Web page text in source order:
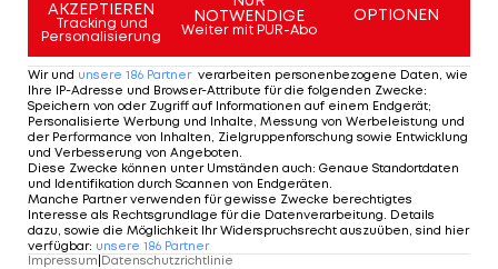
AKZEPTIEREN
Tracking und
Personalisierung
NOTWENDIGE
Weiter mit PUR-Abo
OPTIONEN
Wir und unsere 186 Partner verarbeiten personenbezogene Daten, wie
Ihre IP-Adresse und Browser-Attribute für die folgenden Zwecke:
Speichern von oder Zugriff auf Informationen auf einem Endgerät;
Personalisierte Werbung und Inhalte, Messung von Werbeleistung und
der Performance von Inhalten, Zielgruppenforschung sowie Entwicklung
und Verbesserung von Angeboten.
Diese Zwecke können unter Umständen auch: Genaue Standortdaten
und Identifikation durch Scannen von Endgeräten.
Manche Partner verwenden für gewisse Zwecke berechtigtes
Interesse als Rechtsgrundlage für die Datenverarbeitung. Details
dazu, sowie die Möglichkeit Ihr Widerspruchsrecht auszuüben, sind hier
verfügbar: unsere 186 Partner
Impressum Datenschutzrichtlinie